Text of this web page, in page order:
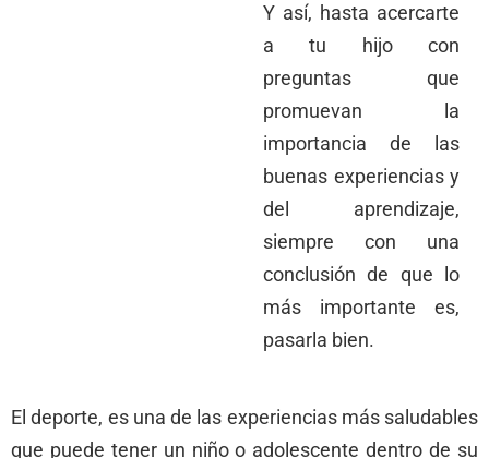
Y así, hasta acercarte
a tu hijo con
preguntas que
promuevan la
importancia de las
buenas experiencias y
del aprendizaje,
siempre con una
conclusión de que lo
más importante es,
pasarla bien.
El deporte, es una de las experiencias más saludables
que puede tener un niño o adolescente dentro de su